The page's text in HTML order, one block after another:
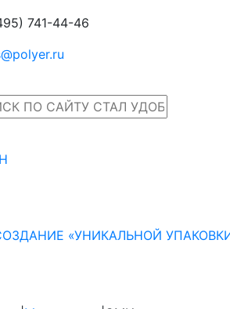
741-44-46
«УНИКАЛЬНОЙ